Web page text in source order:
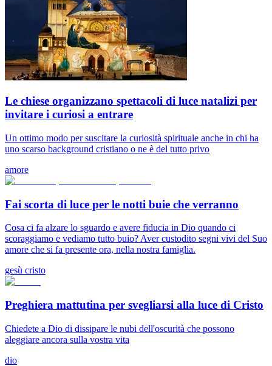
Le chiese organizzano spettacoli di luce natalizi per
invitare i curiosi a entrare
Un ottimo modo per suscitare la curiosità spirituale anche in chi ha
uno scarso background cristiano o ne è del tutto privo
amore
Fai scorta di luce per le notti buie che verranno
Cosa ci fa alzare lo sguardo e avere fiducia in Dio quando ci
scoraggiamo e vediamo tutto buio? Aver custodito segni vivi del Suo
amore che si fa presente ora, nella nostra famiglia.
gesù cristo
Preghiera mattutina per svegliarsi alla luce di Cristo
Chiedete a Dio di dissipare le nubi dell'oscurità che possono
aleggiare ancora sulla vostra vita
dio